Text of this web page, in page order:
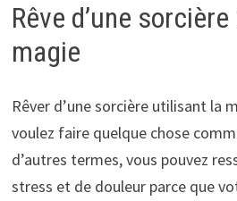
Rêve d’une
magie
Rêver d’une sorcière utilisant la
voulez faire quelque chose
d’autres termes, vous pouvez
stress et de douleur parce que